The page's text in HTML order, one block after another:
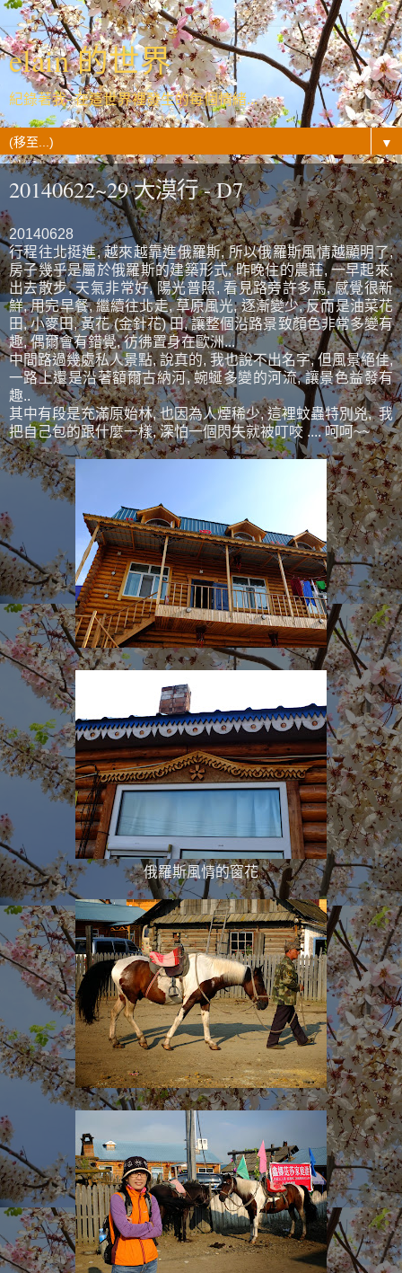
elain 的世界
紀錄著我- 在這世界裡發生的每個情緒...
▼
20140622~29 大漠行 - D7
20140628
行程往北挺進, 越來越靠進俄羅斯, 所以俄羅斯風情越顯明了,
房子幾乎是屬於俄羅斯的建築形式, 昨晚住的農莊, 一早起來,
出去散步, 天氣非常好, 陽光普照, 看見路旁許多馬, 感覺很新
鮮, 用完早餐, 繼續往北走, 草原風光, 逐漸變少, 反而是油菜花
田, 小麥田, 黃花 (金針花) 田, 讓整個沿路景致顏色非常多變有
趣, 偶爾會有錯覺, 彷彿置身在歐洲...
中間路過幾處私人景點, 說真的, 我也說不出名字, 但風景絕佳,
一路上還是沿著額爾古納河, 蜿蜒多變的河流, 讓景色益發有
趣..
其中有段是充滿原始林, 也因為人煙稀少, 這裡蚊蟲特別兇, 我
把自己包的跟什麼一樣, 深怕一個閃失就被叮咬 .... 呵呵~~
俄羅斯風情的窗花